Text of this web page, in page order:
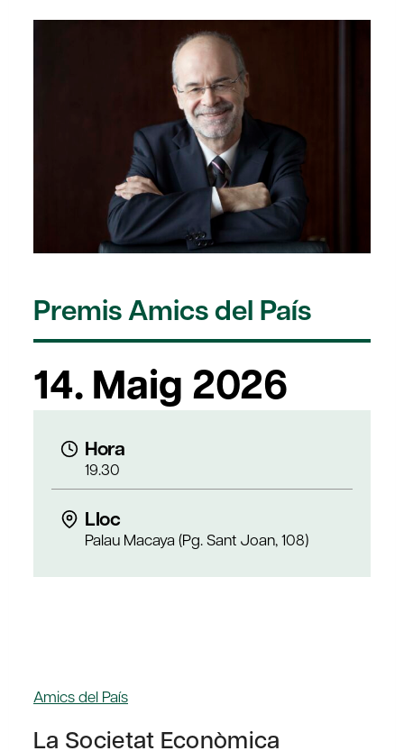
Premis Amics del País
14. Maig 2026
Hora
19.30
Lloc
Palau Macaya (Pg. Sant Joan, 108)
Amics del País
La Societat Econòmica